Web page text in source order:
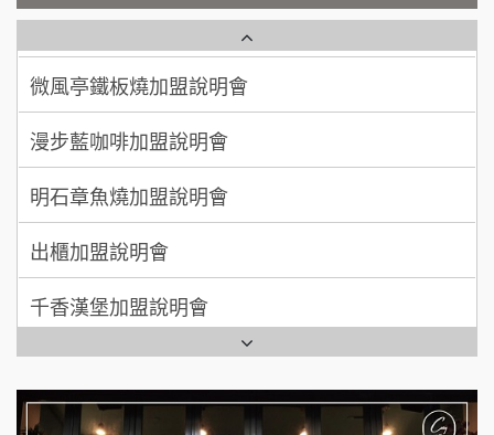
顏 先生/小姐 台北市
加盟預算
廖 先生/小姐
加盟預算 200萬~300萬
【曉妍美妝】誠徵行政櫃檯
自助洗衣店誠徵代洗收送人員(台中市)
MUSHEN徵SPA美容芳療師
日十。早午食加盟說明會
拾鑶火鍋加盟說明會
全家加盟說明會
台灣G湯加盟說明會
鮮茶道加盟說明會
微風亭鐵板燒加盟說明會
漫步藍咖啡加盟說明會
明石章魚燒加盟說明會
出櫃加盟說明會
千香漢堡加盟說明會
七盞茶加盟說明會
拉亞漢堡加盟說明會